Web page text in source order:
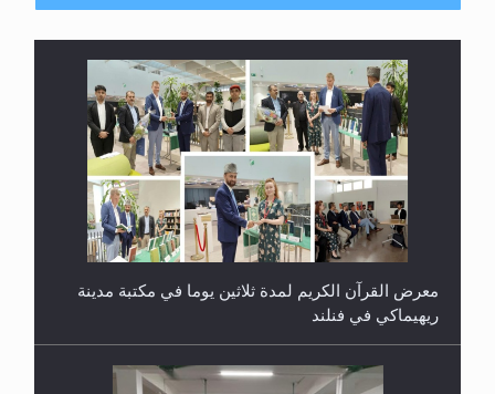
معرض القرآن الكريم لمدة ثلاثين يوما في مكتبة مدينة
ريهيماكي في فنلند